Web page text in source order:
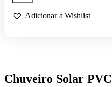
SOLAR
PVCAdicionar a Wishlist
Chuveiro Solar PVC